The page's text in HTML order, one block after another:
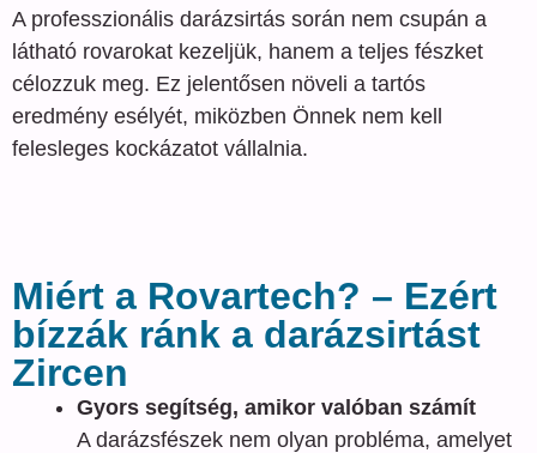
A professzionális darázsirtás során nem csupán a
látható rovarokat kezeljük, hanem a teljes fészket
célozzuk meg. Ez jelentősen növeli a tartós
eredmény esélyét, miközben Önnek nem kell
felesleges kockázatot vállalnia.
Miért a Rovartech? – Ezért
bízzák ránk a darázsirtást
Zircen
Gyors segítség, amikor valóban számít
A darázsfészek nem olyan probléma, amelyet